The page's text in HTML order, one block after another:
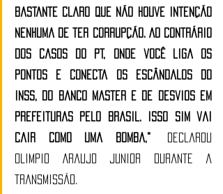
bastante claro que não houve intenção
nenhuma de ter corrupção. Ao contrário
dos casos do PT, onde você liga os
pontos e conecta os escândalos do
INSS, do Banco Master e de desvios em
prefeituras pelo Brasil. Isso sim vai
cair como uma bomba," declarou
Olimpio Araujo Junior durante a
transmissão.